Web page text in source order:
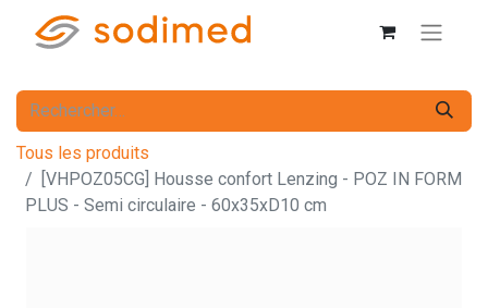
Tous les produits
[VHPOZ05CG] Housse confort Lenzing - POZ IN FORM
PLUS - Semi circulaire - 60x35xD10 cm